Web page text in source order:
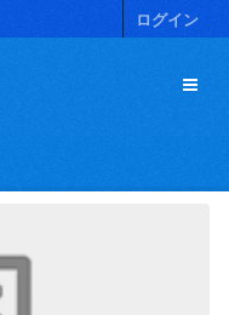
ログイン